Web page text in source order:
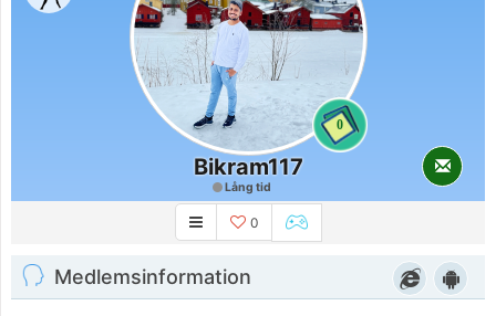
0
Bikram117
Lång tid
0
Medlemsinformation